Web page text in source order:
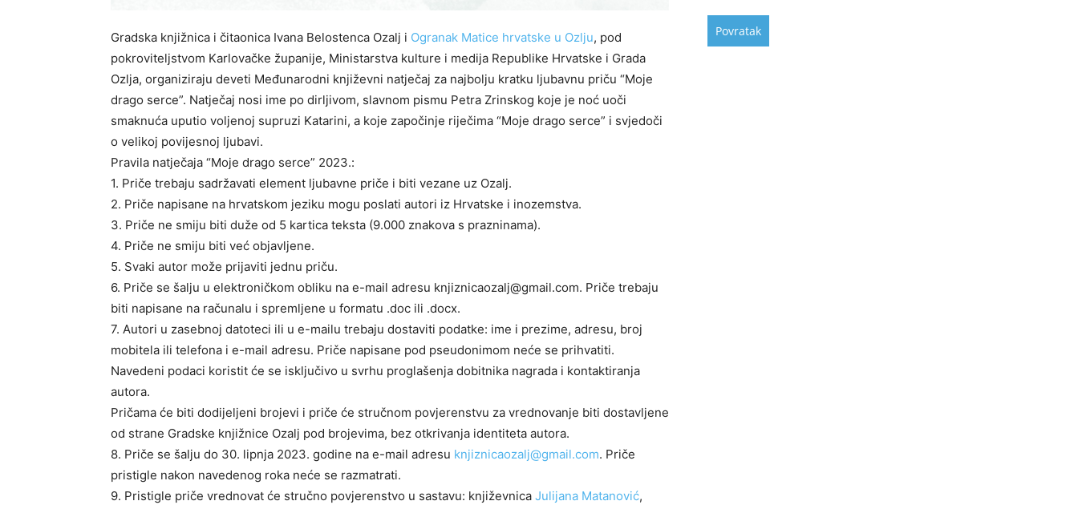
Gradska knjižnica i čitaonica Ivana Belostenca Ozalj i Ogranak Matice hrvatske u Ozlju, pod
pokroviteljstvom Karlovačke županije, Ministarstva kulture i medija Republike Hrvatske i Grada
Ozlja, organiziraju deveti Međunarodni književni natječaj za najbolju kratku ljubavnu priču “Moje
drago serce”. Natječaj nosi ime po dirljivom, slavnom pismu Petra Zrinskog koje je noć uoči
smaknuća uputio voljenoj supruzi Katarini, a koje započinje riječima “Moje drago serce” i svjedoči
o velikoj povijesnoj ljubavi.
Pravila natječaja “Moje drago serce” 2023.:
1. Priče trebaju sadržavati element ljubavne priče i biti vezane uz Ozalj.
2. Priče napisane na hrvatskom jeziku mogu poslati autori iz Hrvatske i inozemstva.
3. Priče ne smiju biti duže od 5 kartica teksta (9.000 znakova s prazninama).
4. Priče ne smiju biti već objavljene.
5. Svaki autor može prijaviti jednu priču.
6. Priče se šalju u elektroničkom obliku na e-mail adresu knjiznicaozalj@gmail.com. Priče trebaju
biti napisane na računalu i spremljene u formatu .doc ili .docx.
7. Autori u zasebnoj datoteci ili u e-mailu trebaju dostaviti podatke: ime i prezime, adresu, broj
mobitela ili telefona i e-mail adresu. Priče napisane pod pseudonimom neće se prihvatiti.
Navedeni podaci koristit će se isključivo u svrhu proglašenja dobitnika nagrada i kontaktiranja
autora.
Pričama će biti dodijeljeni brojevi i priče će stručnom povjerenstvu za vrednovanje biti dostavljene
od strane Gradske knjižnice Ozalj pod brojevima, bez otkrivanja identiteta autora.
8. Priče se šalju do 30. lipnja 2023. godine na e-mail adresu knjiznicaozalj@gmail.com. Priče
pristigle nakon navedenog roka neće se razmatrati.
9. Pristigle priče vrednovat će stručno povjerenstvo u sastavu: književnica Julijana Matanović,